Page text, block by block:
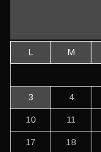
L M
3 4
10 11
17 18